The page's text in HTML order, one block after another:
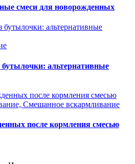
смеси для новорожденных
альтернативные
Смешанное вскармливание
после кормления смесью